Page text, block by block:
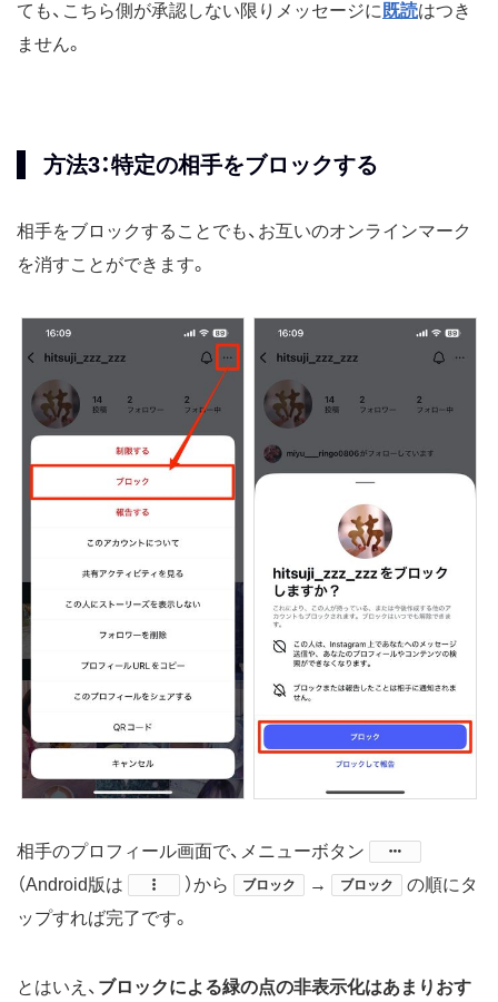
ても、こちら側が承認しない限りメッセージに 既読はつき
ません。
方法3：特定の相手をブロックする
相手をブロックすることでも、お互いのオンラインマーク
を消すことができます。
相手のプロフィール画面で、メニューボタン
（Android版は
​）から ブロック → ブロック
の順にタ
ップすれば完了です。
とはいえ、 ブロックによる緑の点の非表示化はあまりおす